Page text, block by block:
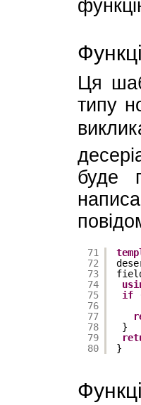
Ця
типу
буде
71
72
73
74
75
76
77
78
79
80
if
}
}